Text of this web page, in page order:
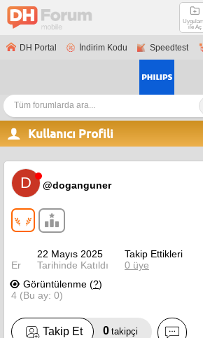
ile Aç
DH Portal İndirim Kodu Speedtest
Kullanıcı Profili
D @doganguner
Er
22 Mayıs 2025
Tarihinde Katıldı
Takip Ettikleri
0 üye
Görüntülenme (?)
4 (Bu ay: 0)
Takip Et 0 takipçi